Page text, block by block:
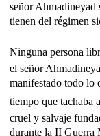
señor Ahmadineyad
tienen del régimen
Ninguna persona
el señor
manifestado todo lo
tiempo que tachaba
cruel y salvaje
durante la II Guerra